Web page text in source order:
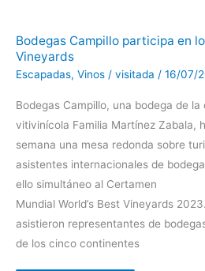
Bodegas Campillo participa en
Vineyards
Escapadas, Vinos / visitada / 16/07/
Bodegas Campillo, una bodega de la
vitivinícola Familia Martínez Zabala,
semana una mesa redonda sobre
asistentes internacionales de
ello simultáneo al Certamen
Mundial World’s Best Vineyards
asistieron representantes de
de los cinco continentes
Bodegas
Campillo
participa
en
los
World
Best
Vineyards